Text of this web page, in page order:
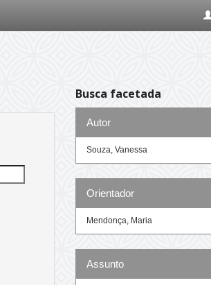
Busca facetada
Autor
Souza, Vanessa
Orientador
Mendonça, Maria
Assunto